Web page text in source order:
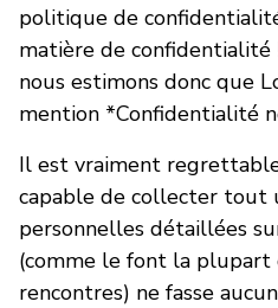
politique de
matière de confidentialité
nous estimons donc que
mention *Confidentialité
Il est vraiment
capable de collecter tout
personnelles détaillées
(comme le font la plupart
rencontres) ne fasse